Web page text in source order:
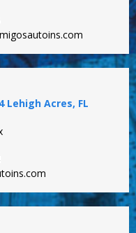
Lehigh Acres, FL